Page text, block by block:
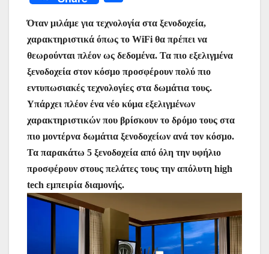
c
e
b
o
o
k
itt
er
at
s
A
p
p
ai
l
e
st
s
e
n
g
er
gr
a
m
ρ
α
σ
τε
ίτ
ε
Όταν μιλάμε για τεχνολογία στα ξενοδοχεία,
χαρακτηριστικά όπως το WiFi θα πρέπει να
θεωρούνται πλέον ως δεδομένα. Τα πιο εξελιγμένα
ξενοδοχεία στον κόσμο προσφέρουν πολύ πιο
εντυπωσιακές τεχνολογίες στα δωμάτια τους.
Υπάρχει πλέον ένα νέο κύμα εξελιγμένων
χαρακτηριστικών που βρίσκουν το δρόμο τους στα
πιο μοντέρνα δωμάτια ξενοδοχείων ανά τον κόσμο.
Τα παρακάτω 5 ξενοδοχεία από όλη την υφήλιο
προσφέρουν στους πελάτες τους την απόλυτη high
tech εμπειρία διαμονής.